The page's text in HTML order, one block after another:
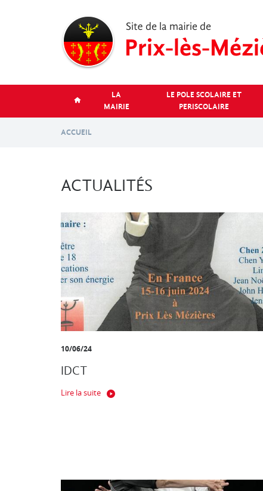
LA
MAIRIE
LE POLE SCOLAIRE ET
PERISCOLAIRE
ACCUEIL
ACTUALITÉS
10/06/24
IDCT
Lire la suite